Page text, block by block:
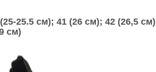
25-25.5 см); 41 (26 см); 42 (26,5
см)